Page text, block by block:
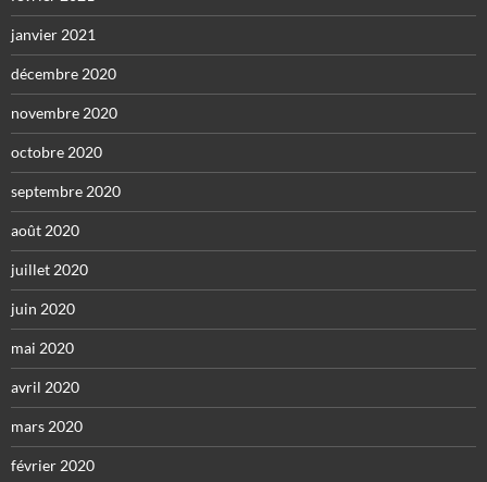
janvier 2021
décembre 2020
novembre 2020
octobre 2020
septembre 2020
août 2020
juillet 2020
juin 2020
mai 2020
avril 2020
mars 2020
février 2020